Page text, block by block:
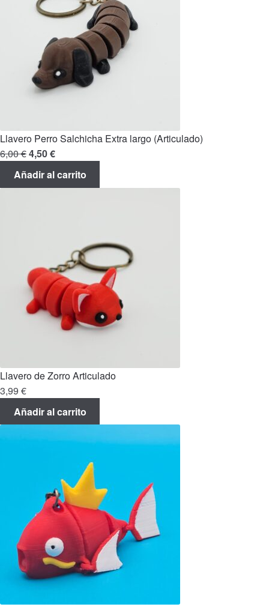
Llavero Perro Salchicha Extra largo (Articulado)
6,00€El
precio
original
4,50€El
precio
actual
Añadir al carrito
Llavero de Zorro Articulado
3,99 €
Añadir al carrito